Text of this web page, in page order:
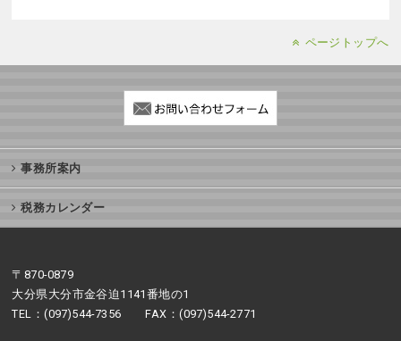
ページトップへ
事務所案内
税務カレンダー
〒870-0879
大分県大分市金谷迫1141番地の1
TEL：(097)544-7356 FAX：(097)544-2771